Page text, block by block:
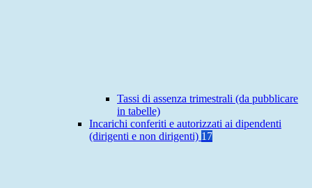
Tassi di assenza trimestrali (da pubblicare
in tabelle)
Incarichi conferiti e autorizzati ai dipendenti
(dirigenti e non dirigenti) 17